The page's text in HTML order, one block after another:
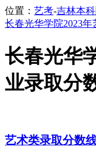
位置： 艺考-吉林本
长春光华学院2023
长春光华
业录取分
艺术类录取分数